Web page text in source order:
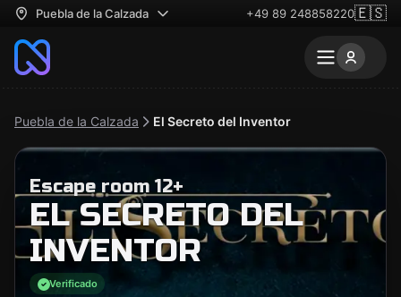
Puebla de la Calzada +49 89 248858220🇪🇸
Puebla de la Calzada El Secreto del Inventor
Escape room 12+
EL SECRETO DEL
INVENTOR
Verificado